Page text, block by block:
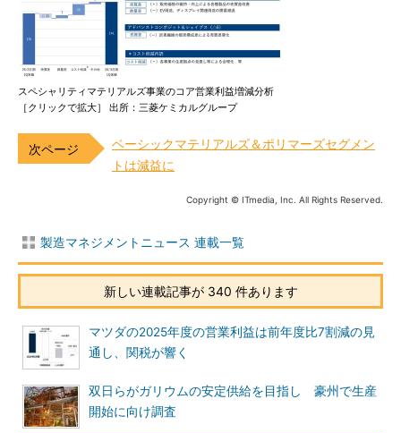
スペシャリティマテリアルズ事業のコア営業利益増減分析
［クリックで拡大］ 出所：三菱ケミカルグループ
ベーシックマテリアルズ＆ポリマーズセグメン
トは減益に
Copyright © ITmedia, Inc. All Rights Reserved.
製造マネジメントニュース 連載一覧
新しい連載記事が 340 件あります
マツダの2025年度の営業利益は前年度比7割減の見
通し、関税が響く
双日らがガリウムの安定供給を目指し 豪州で生産
開始に向け調査